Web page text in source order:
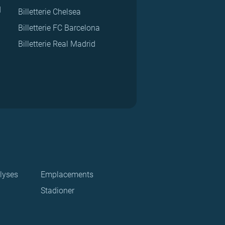
Billetterie Chelsea
Billetterie FC Barcelona
Billetterie Real Madrid
Emplacements
Stadioner